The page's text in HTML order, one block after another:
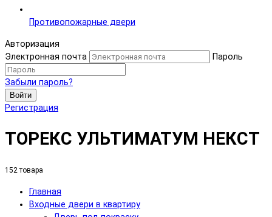
Противопожарные двери
Авторизация
Электронная почта
Пароль
Забыли пароль?
Войти
Регистрация
ТОРЕКС УЛЬТИМАТУМ НЕКСТ
152 товара
Главная
Входные двери в квартиру